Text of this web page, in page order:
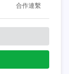
合作連繫